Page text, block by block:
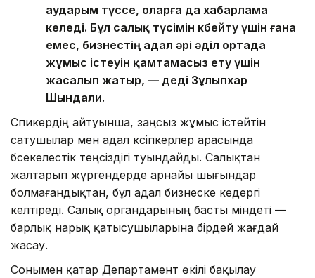
аударым түссе, оларға да хабарлама
келеді. Бұл салық түсімін көбейту үшін ғана
емес, бизнестің адал әрі әділ ортада
жұмыс істеуін қамтамасыз ету үшін
жасалып жатыр, — деді Зұлыпхар
Шындали.
Спикердің айтуынша, заңсыз жұмыс істейтін
сатушылар мен адал кәсіпкерлер арасында
бәсекелестік теңсіздігі туындайды. Салықтан
жалтарып жүргендерде арнайы шығындар
болмағандықтан, бұл адал бизнеске кедергі
келтіреді. Салық органдарының басты міндеті —
барлық нарық қатысушыларына бірдей жағдай
жасау.
Сонымен қатар Департамент өкілі бақылау